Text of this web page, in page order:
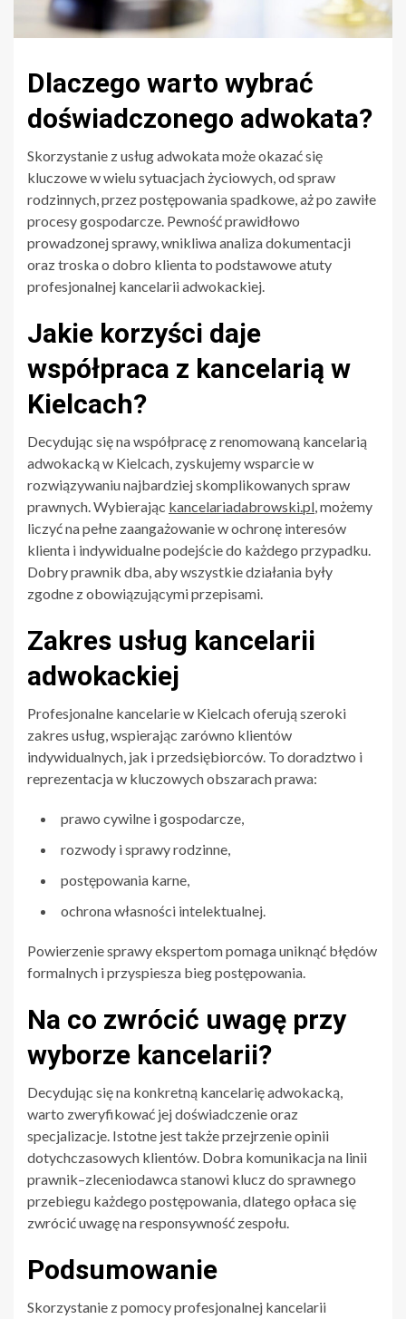
Dlaczego warto wybrać
doświadczonego adwokata?
Skorzystanie z usług adwokata może okazać się
kluczowe w wielu sytuacjach życiowych, od spraw
rodzinnych, przez postępowania spadkowe, aż po zawiłe
procesy gospodarcze. Pewność prawidłowo
prowadzonej sprawy, wnikliwa analiza dokumentacji
oraz troska o dobro klienta to podstawowe atuty
profesjonalnej kancelarii adwokackiej.
Jakie korzyści daje
współpraca z kancelarią w
Kielcach?
Decydując się na współpracę z renomowaną kancelarią
adwokacką w Kielcach, zyskujemy wsparcie w
rozwiązywaniu najbardziej skomplikowanych spraw
prawnych. Wybierając kancelariadabrowski.pl , możemy
liczyć na pełne zaangażowanie w ochronę interesów
klienta i indywidualne podejście do każdego przypadku.
Dobry prawnik dba, aby wszystkie działania były
zgodne z obowiązującymi przepisami.
Zakres usług kancelarii
adwokackiej
Profesjonalne kancelarie w Kielcach oferują szeroki
zakres usług, wspierając zarówno klientów
indywidualnych, jak i przedsiębiorców. To doradztwo i
reprezentacja w kluczowych obszarach prawa:
prawo cywilne i gospodarcze,
rozwody i sprawy rodzinne,
postępowania karne,
ochrona własności intelektualnej.
Powierzenie sprawy ekspertom pomaga uniknąć błędów
formalnych i przyspiesza bieg postępowania.
Na co zwrócić uwagę przy
wyborze kancelarii?
Decydując się na konkretną kancelarię adwokacką,
warto zweryfikować jej doświadczenie oraz
specjalizacje. Istotne jest także przejrzenie opinii
dotychczasowych klientów. Dobra komunikacja na linii
prawnik–zleceniodawca stanowi klucz do sprawnego
przebiegu każdego postępowania, dlatego opłaca się
zwrócić uwagę na responsywność zespołu.
Podsumowanie
Skorzystanie z pomocy profesjonalnej kancelarii